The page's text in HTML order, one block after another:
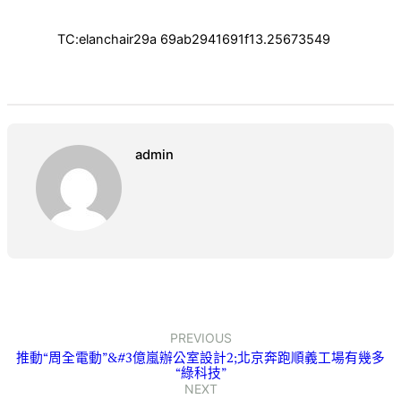
TC:elanchair29a 69ab2941691f13.25673549
admin
PREVIOUS
推動“周全電動”&#3億嵐辦公室設計2;北京奔跑順義工場有幾多
“綠科技”
NEXT